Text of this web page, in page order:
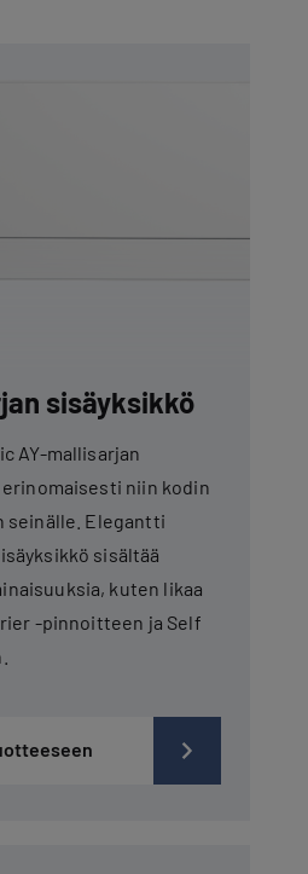
sisäyksikkö
AY-mallisarjan
niin kodin
seinälle. Elegantti
sisältää
kuten likaa
-pinnoitteen ja Self